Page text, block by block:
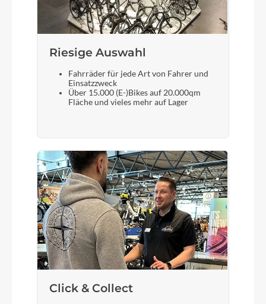
Steuersatz
Sattel
Natural Fit Venec
Gabel
RockShox Judy Gold RL Air, 15x110mm, 100mm,
OneLoc
Vorderreifen
Schwalbe Racing Ray, Addix Performance, Kevlar,
2.25
Sattelstütze
CUBE Performance Post, 27.2mm
Riesige Auswahl
Fahrräder für jede Art von Fahrer und
Einsatzzweck
Über 15.000 (E-)Bikes auf 20.000qm
Fläche und vieles mehr auf Lager
Click & Collect